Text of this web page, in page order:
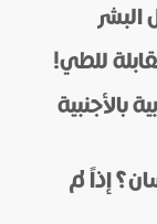
البشر
للطي!
بالأجنبية
إذاً لم